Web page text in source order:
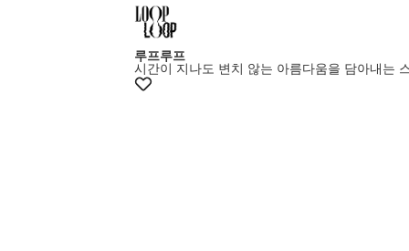
루프루프
시간이 지나도 변치 않는 아름다움을 담아내는